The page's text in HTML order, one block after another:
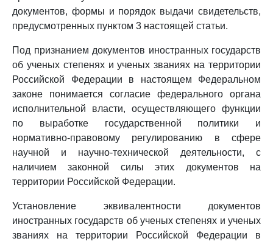
документов, формы и порядок выдачи свидетельств,
предусмотренных пунктом 3 настоящей статьи.
Под признанием документов иностранных государств
об ученых степенях и ученых званиях на территории
Российской Федерации в настоящем Федеральном
законе понимается согласие федерального органа
исполнительной власти, осуществляющего функции
по выработке государственной политики и
нормативно-правовому регулированию в сфере
научной и научно-технической деятельности, с
наличием законной силы этих документов на
территории Российской Федерации.
Установление эквивалентности документов
иностранных государств об ученых степенях и ученых
званиях на территории Российской Федерации в